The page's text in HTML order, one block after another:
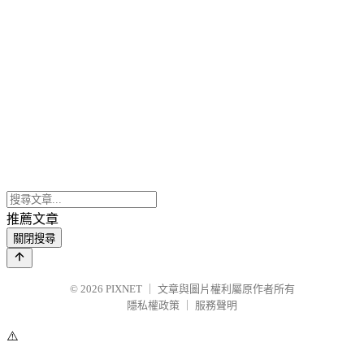
推薦文章
關閉搜尋
© 2026 PIXNET
文章與圖片權利屬原作者所有
隱私權政策
服務聲明
⚠️